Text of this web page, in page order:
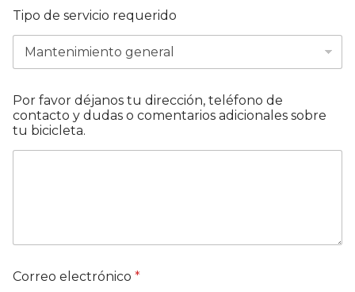
o
m
b
e
Tipo de servicio requerido
Por favor déjanos tu dirección, teléfono de
contacto y dudas o comentarios adicionales sobre
tu bicicleta.
Correo electrónico *